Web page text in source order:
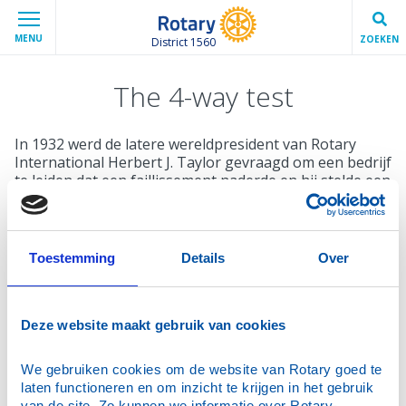
Toestemming Details Over
Deze website maakt gebruik van cookies
We gebruiken cookies om de website van Rotary goed te
laten functioneren en om inzicht te krijgen in het gebruik
MENU District 1560 ZOEKEN
The 4-way test
In 1932 werd de latere wereldpresident van Rotary
International Herbert J. Taylor gevraagd om een bedrijf
te leiden dat een faillissement naderde en hij stelde een
ethische code op die alle werknemers, zowel op hun
werk als in hun privéleven, accepteerden.
Deze zogenaamde 4-Way Test werd een richtlijn voor
de verkoop-, de productie- en de advertentieafdeling
alsmede voor de afdeling public relations van dat
eenvoudige levensvisie. Het bedrijf groeide al snel uit
De vier basale vragen verwoorden tot de dag van
vandaag het waarschijnlijk meest gebruikte